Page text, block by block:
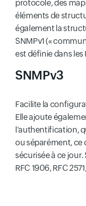
protocole, des
éléments de
également la
SNMPv1 («
est définie dans les
SNMPv3
Facilite la
Elle ajoute
l'authentification,
ou séparément, ce
sécurisée à ce jour.
RFC 1906, RFC